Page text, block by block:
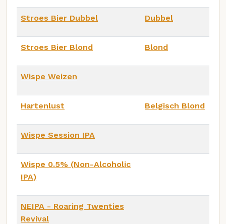
Stroes Bier Dubbel Dubbel
Stroes Bier Blond Blond
Wispe Weizen
Hartenlust Belgisch Blond
Wispe Session IPA
Wispe 0.5% (Non-Alcoholic
IPA)
NEIPA - Roaring Twenties
Revival